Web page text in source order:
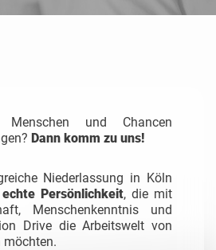
und Chancen
Dann komm zu uns!
Niederlassung in Köln
Persönlichkeit, die mit
Menschenkenntnis und
Drive die Arbeitswelt von
möchten.